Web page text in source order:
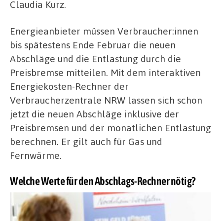
Claudia Kurz.
Energieanbieter müssen Verbraucher:innen
bis spätestens Ende Februar die neuen
Abschläge und die Entlastung durch die
Preisbremse mitteilen. Mit dem interaktiven
Energiekosten-Rechner der
Verbraucherzentrale NRW lassen sich schon
jetzt die neuen Abschläge inklusive der
Preisbremsen und der monatlichen Entlastung
berechnen. Er gilt auch für Gas und
Fernwärme.
Welche Werte für den Abschlags-Rechner nötig?